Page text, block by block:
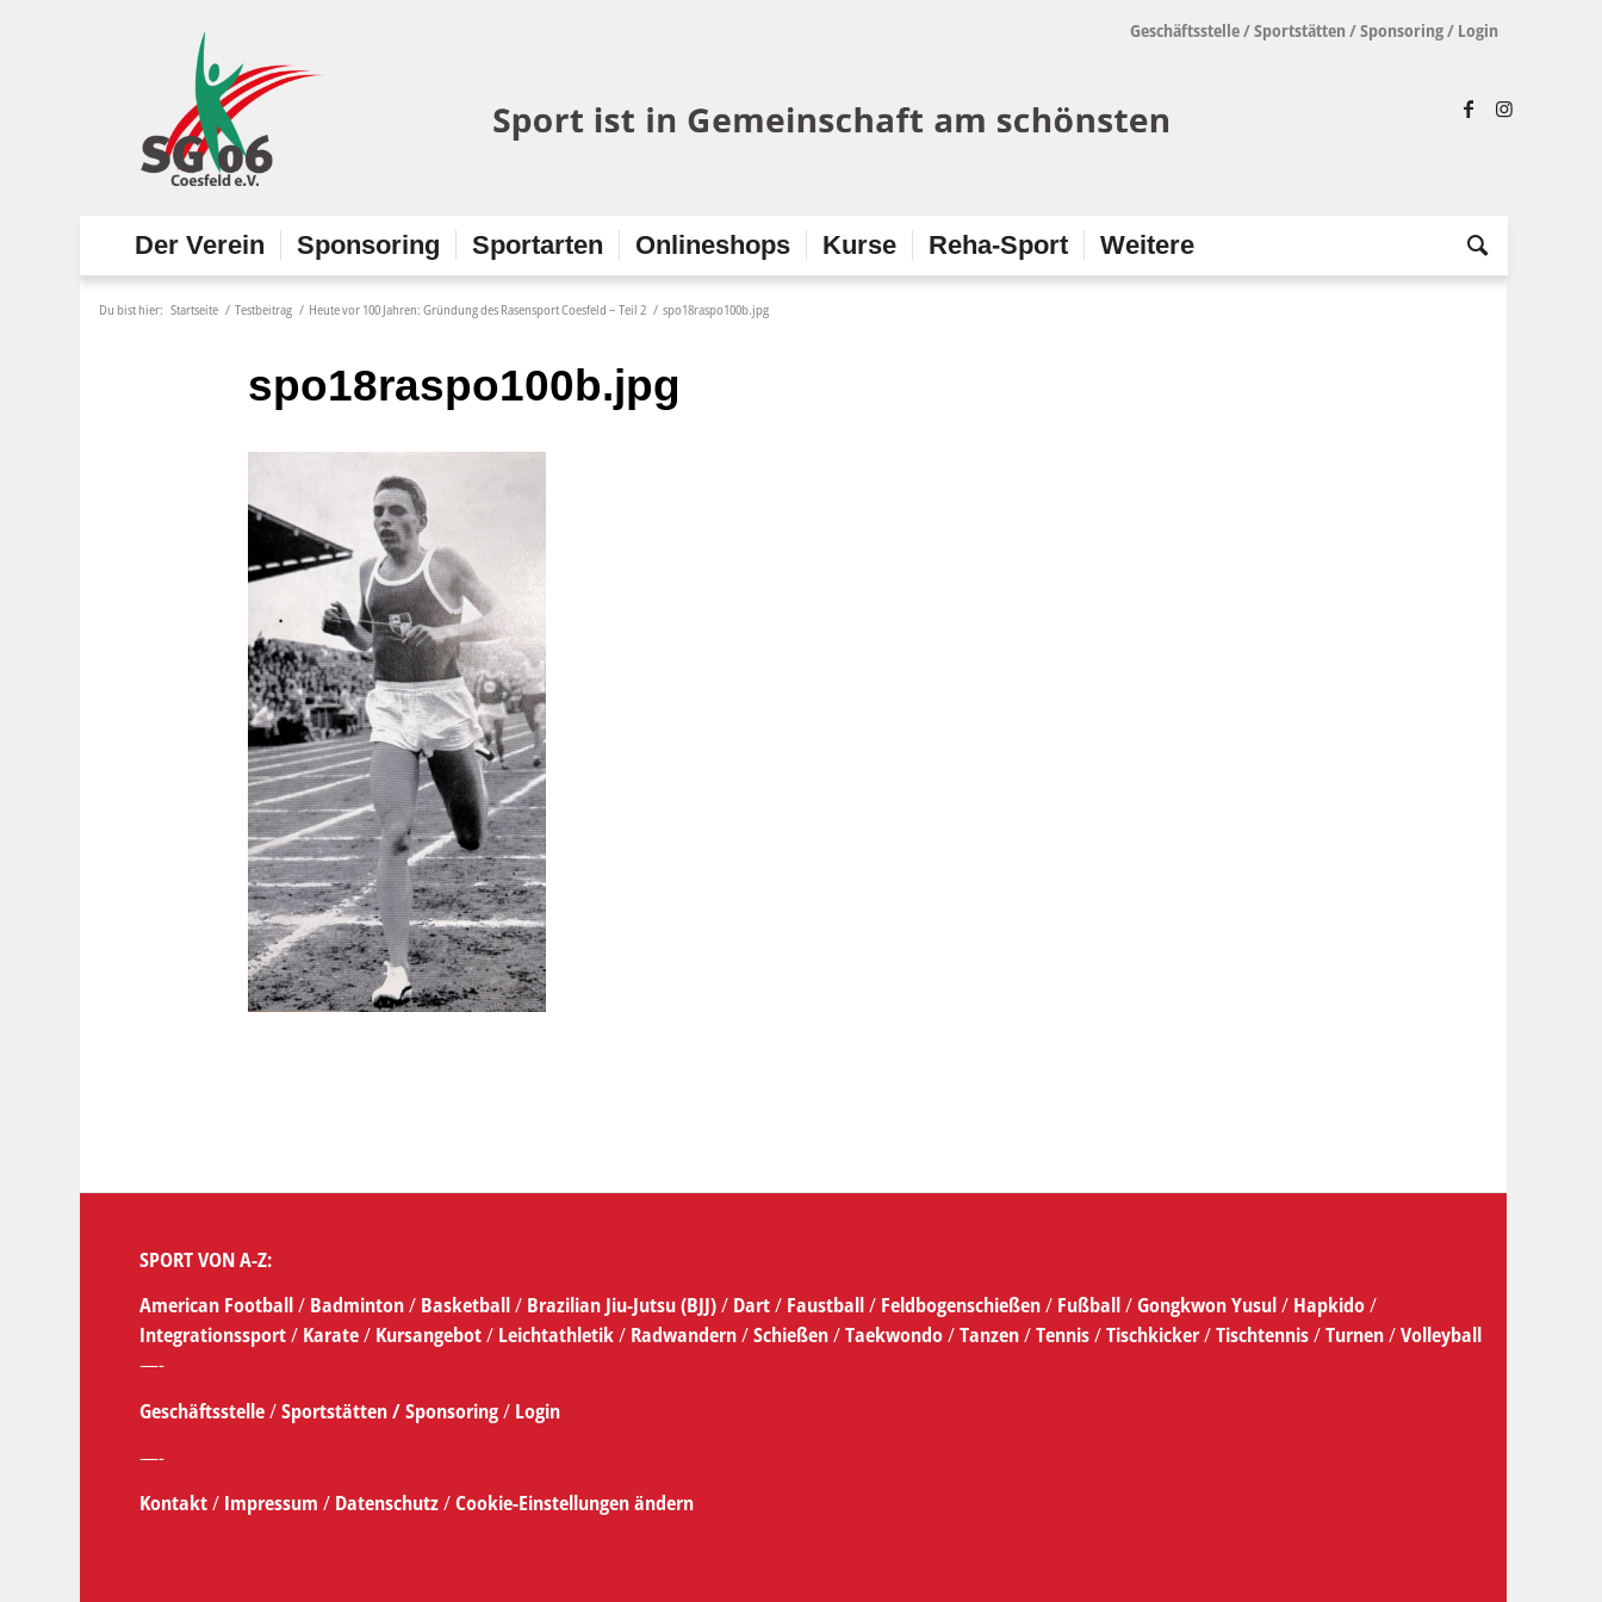
Geschäftsstelle/Sportstätten /Sponsoring/ Login
Der Verein Sponsoring Sportarten Onlineshops Kurse Reha-Sport Weitere
Du bist hier: Startseite / Testbeitrag / Heute vor 100 Jahren: Gründung des Rasensport Coesfeld – Teil 2 / spo18raspo100b.jpg
spo18raspo100b.jpg
SPORT VON A-Z:
American Football/ Badminton/ Basketball/ Brazilian Jiu-Jutsu (BJJ)/ Dart/ Faustball/ Feldbogenschießen/ Fußball/Gongkwon Yusul/ Hapkido/
Integrationssport/ Karate/ Kursangebot/ Leichtathletik/ Radwandern/Schießen/Taekwondo/Tanzen/Tennis/Tischkicker/Tischtennis/Turnen/Volleyball
—-
Geschäftsstelle/Sportstätten /Sponsoring/ Login
—-
Kontakt/ Impressum/ Datenschutz/Cookie-Einstellungen ändern